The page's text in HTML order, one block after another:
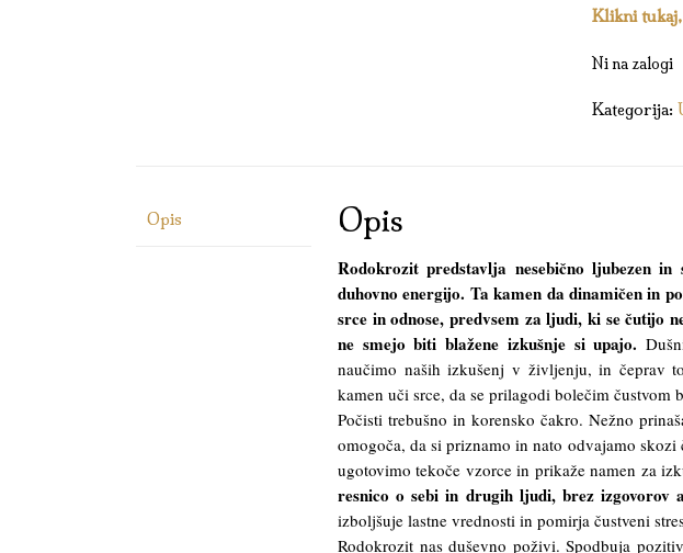
Klikni
Ni na zalogi
Kategorija:
Opis Opis
Rodokrozit predstavlja nesebično ljubezen
duhovno energijo. Ta kamen da dinamičen in
srce in odnose, predvsem za ljudi, ki se čutijo
ne smejo biti blažene izkušnje si upajo.
naučimo naših izkušenj v življenju, in čeprav
kamen uči srce, da se prilagodi bolečim čustvom
Počisti trebušno in korensko čakro. Nežno
omogoča, da si priznamo in nato odvajamo
ugotovimo tekoče vzorce in prikaže namen za
resnico o sebi in drugih ljudi, brez izgovorov
izboljšuje lastne vrednosti in pomirja čustveni
Rodokrozit nas duševno poživi. Spodbuja